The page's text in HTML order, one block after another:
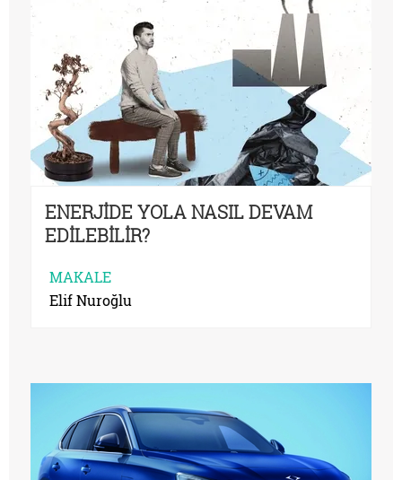
ENERJİDE YOLA NASIL DEVAM
EDİLEBİLİR?
MAKALE
Elif Nuroğlu